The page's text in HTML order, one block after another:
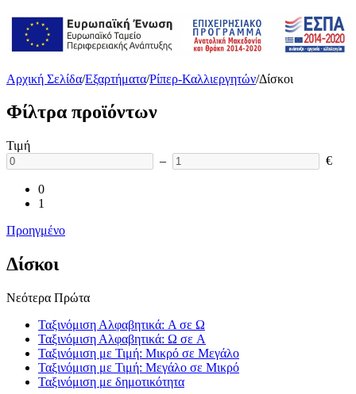
Αρχική Σελίδα/Εξαρτήματα/Ρίπερ-Καλλιεργητών/Δίσκοι
Φίλτρα προϊόντων
Τιμή
–
€
0
1
Προηγμένο
Δίσκοι
Νεότερα Πρώτα
Ταξινόμιση Αλφαβητικά: A σε Ω
Ταξινόμιση Αλφαβητικά: Ω σε A
Ταξινόμιση με Τιμή: Μικρό σε Μεγάλο
Ταξινόμιση με Τιμή: Μεγάλο σε Μικρό
Ταξινόμιση με δημοτικότητα